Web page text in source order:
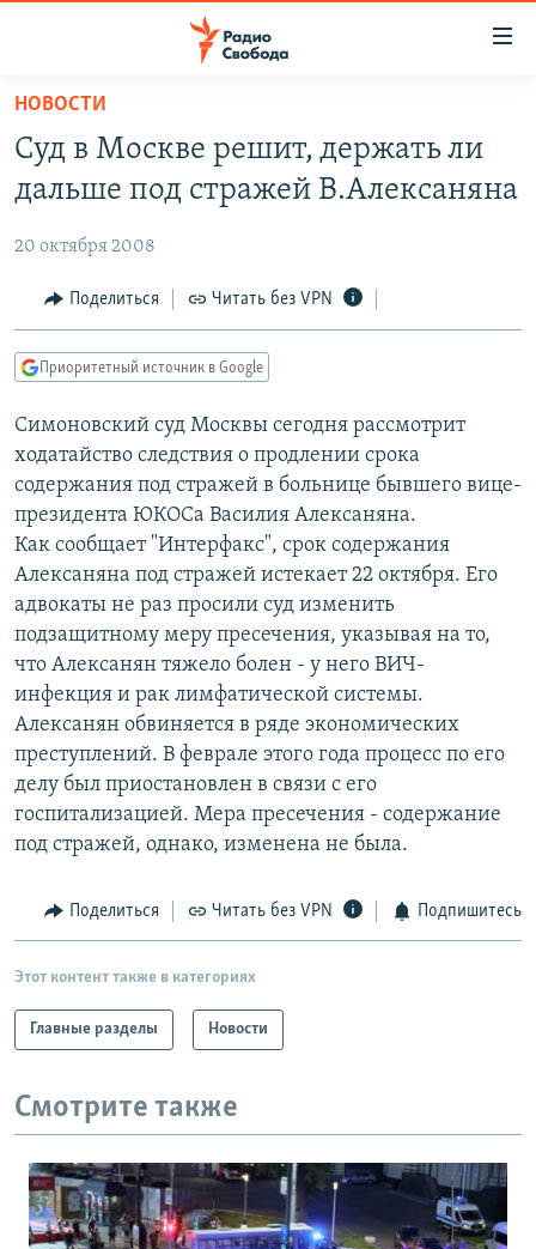
упрощенного
доступа
основному
Вернутся
главной
навигации
Вернутся
поиску
ПОДКАСТЫ
АВТОРСКИЕ ПРОЕКТЫ
ЦИТАТЫ СВОБОДЫ
МНЕНИЯ
IDEL.РЕАЛИИ
КАВКАЗ.РЕАЛИИ
СЕВЕР.РЕАЛИИ
СИБИРЬ.РЕАЛИИ
РАСПИСАНИЕ ВЕЩАНИЯ
ПОДПИШИТЕСЬ НА РАССЫЛКУ
СОЦИАЛЬНЫЕ СЕТИ
Все сайты РСЕ/РС
НОВОСТИ
Суд в Москве решит, держать ли
дальше под стражей В.Алексаняна
20 октября 2008
Поделиться Читать без VPN
Приоритетный источник в Google
Симоновский суд Москвы сегодня рассмотрит
ходатайство следствия о продлении срока
содержания под стражей в больнице бывшего вице-
президента ЮКОСа Василия Алексаняна.
Как сообщает "Интерфакс", срок содержания
Алексаняна под стражей истекает 22 октября. Его
адвокаты не раз просили суд изменить
подзащитному меру пресечения, указывая на то,
что Алексанян тяжело болен - у него ВИЧ-
инфекция и рак лимфатической системы.
Алексанян обвиняется в ряде экономических
преступлений. В феврале этого года процесс по его
делу был приостановлен в связи с его
госпитализацией. Мера пресечения - содержание
под стражей, однако, изменена не была.
Поделиться Читать без VPN Подпишитесь
Этот контент также в категориях
Главные разделы Новости
Смотрите также